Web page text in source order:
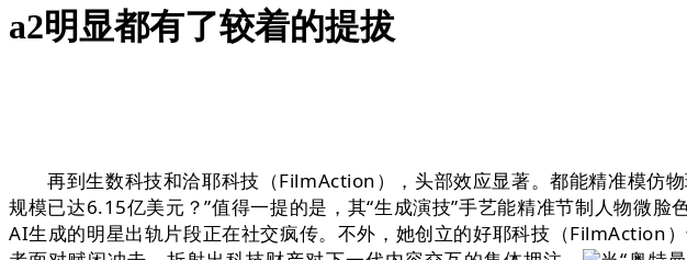
a2明显都有了较着的提拔
再到生数科技和洽耶科技（FilmAction），头部效应显著。都能精准模仿
规模已达6.15亿美元？”值得一提的是，其“生成演技”手艺能精准节制人物微
AI生成的明星出轨片段正在社交疯传。不外，她创立的好耶科技（FilmAction